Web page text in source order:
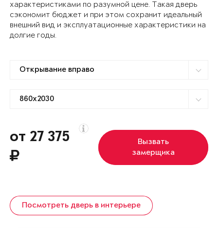
характеристиками по разумной цене. Такая дверь
сэкономит бюджет и при этом сохранит идеальный
внешний вид и эксплуатационные характеристики на
долгие годы.
от 27 375
Вызвать
замерщика
Посмотреть дверь в интерьере